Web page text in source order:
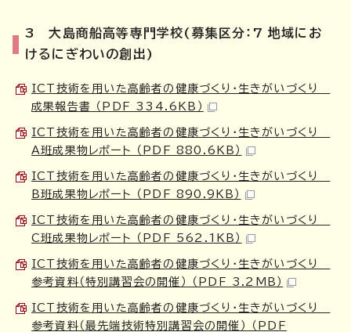
3 大島商船高等専門学校(募集区分：7 地域にお
けるにぎわいの創出)
ICT技術を用いた高齢者の健康づくり・生きがいづくり
成果報告書 （PDF 334.6KB）
ICT技術を用いた高齢者の健康づくり・生きがいづくり
A班成果物レポート （PDF 880.6KB）
ICT技術を用いた高齢者の健康づくり・生きがいづくり
B班成果物レポート （PDF 890.9KB）
ICT技術を用いた高齢者の健康づくり・生きがいづくり
C班成果物レポート （PDF 562.1KB）
ICT技術を用いた高齢者の健康づくり・生きがいづくり
参考資料（特別講習会の開催） （PDF 3.2MB）
ICT技術を用いた高齢者の健康づくり・生きがいづくり
参考資料（最先端技術特別講習会の開催） （PDF